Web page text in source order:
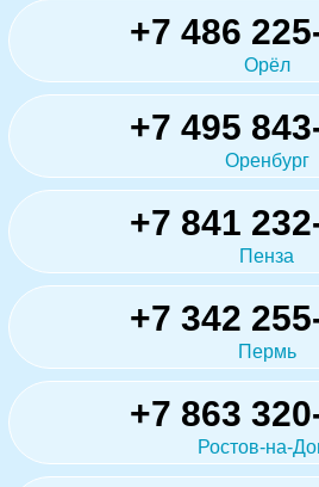
+7 486
Орёл
+7 495
Оренбург
+7 841
Пенза
+7 342
Пермь
+7 863
Ростов-на-